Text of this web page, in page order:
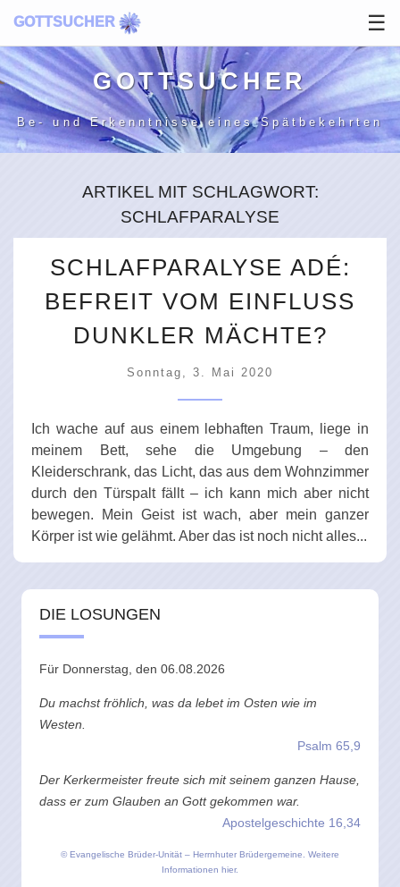
GOTTSUCHER ☰
GOTT­SUCHER
Be- und Erkenntnisse eines Spätbekehrten
ARTIKEL MIT SCHLAGWORT:
SCHLAFPARALYSE
SCHLAFPARALYSE ADÉ:
BEFREIT VOM EINFLUSS
DUNKLER MÄCHTE?
Sonntag, 3. Mai 2020
Ich wache auf aus einem lebhaften Traum, liege in
meinem Bett, sehe die Umgebung – den
Kleiderschrank, das Licht, das aus dem Wohnzimmer
durch den Türspalt fällt – ich kann mich aber nicht
bewegen. Mein Geist ist wach, aber mein ganzer
Körper ist wie gelähmt. Aber das ist noch nicht alles...
DIE LOSUNGEN
Für Donnerstag, den 06.08.2026
Du machst fröhlich, was da lebet im Osten wie im
Westen.
Psalm 65,9
Der Kerkermeister freute sich mit seinem ganzen Hause,
dass er zum Glauben an Gott gekommen war.
Apostelgeschichte 16,34
© Evangelische Brüder-Unität – Herrnhuter Brüdergemeine.
Weitere
Informationen hier.